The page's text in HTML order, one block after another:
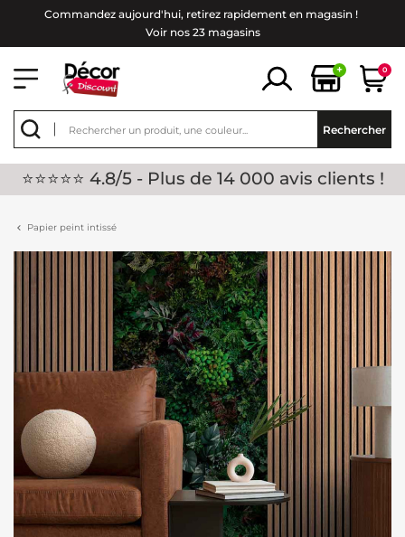
Commandez aujourd'hui, retirez rapidement en magasin !
Voir nos 23 magasins
+ 0
Rechercher
⭐⭐⭐⭐⭐ 4.8/5 - Plus de 14 000 avis clients !
Papier peint intissé